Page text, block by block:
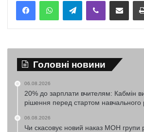
Головні новини
06.08.2026
20% до зарплати вчителям: Кабмін
рішення перед стартом навчального
06.08.2026
Чи скасовує новий наказ МОН групи